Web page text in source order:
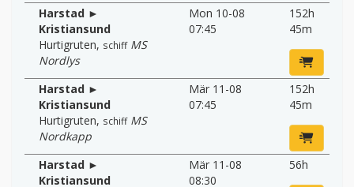
Harstad ►
Kristiansund
Hurtigruten, schiff MS
Nordlys
Mon 10-08
07:45
152h
45m
Harstad ►
Kristiansund
Hurtigruten, schiff MS
Nordkapp
Mär 11-08
07:45
152h
45m
Harstad ►
Kristiansund
Mär 11-08
08:30
56h